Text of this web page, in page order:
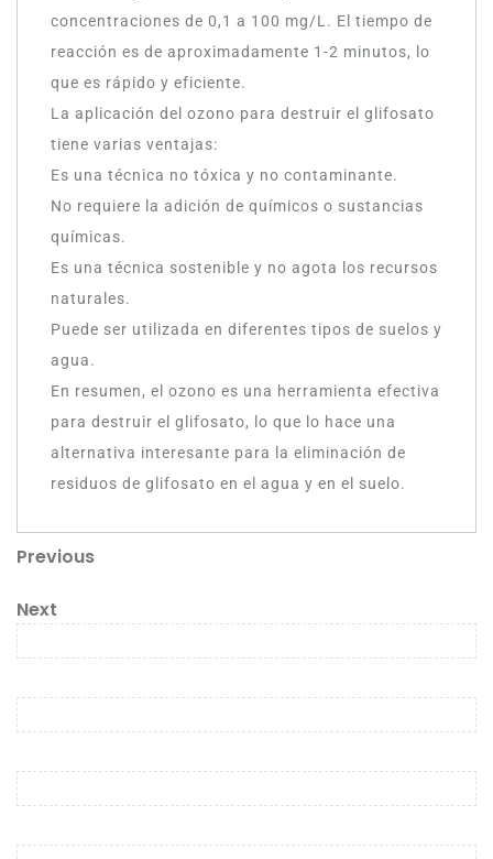
concentraciones de 0,1 a 100 mg/L. El tiempo de
reacción es de aproximadamente 1-2 minutos, lo
que es rápido y eficiente.
La aplicación del ozono para destruir el glifosato
tiene varias ventajas:
Es una técnica no tóxica y no contaminante.
No requiere la adición de químicos o sustancias
químicas.
Es una técnica sostenible y no agota los recursos
naturales.
Puede ser utilizada en diferentes tipos de suelos y
agua.
En resumen, el ozono es una herramienta efectiva
para destruir el glifosato, lo que lo hace una
alternativa interesante para la eliminación de
residuos de glifosato en el agua y en el suelo.
Previous
Next